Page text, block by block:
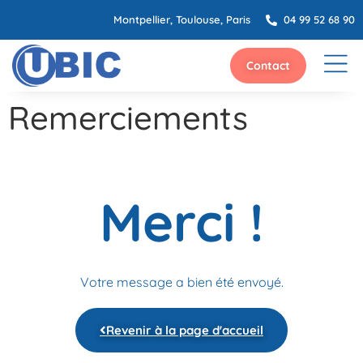
Montpellier, Toulouse, Paris 04 99 52 68 90
Contact
Remerciements
Merci !
Votre message a bien été envoyé.
Revenir à la page d'accueil